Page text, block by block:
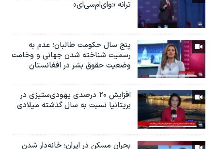
ترانه «وای‌ام‌سی‌ای»
پنج سال حکومت طالبان؛ عدم به
رسمیت شناخته شدن جهانی و وخامت
وضعیت حقوق بشر در افغانستان
افزایش ۲۰ درصدی یهودی‌ستیزی در
بریتانیا نسبت به سال گذشته میلادی
بحران مسکن در ایران؛ خانه‌دار شدن